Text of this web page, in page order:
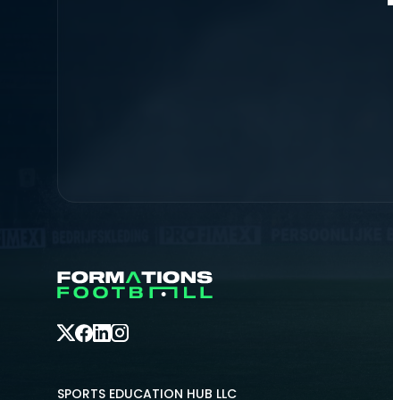
SPORTS EDUCATION HUB LLC